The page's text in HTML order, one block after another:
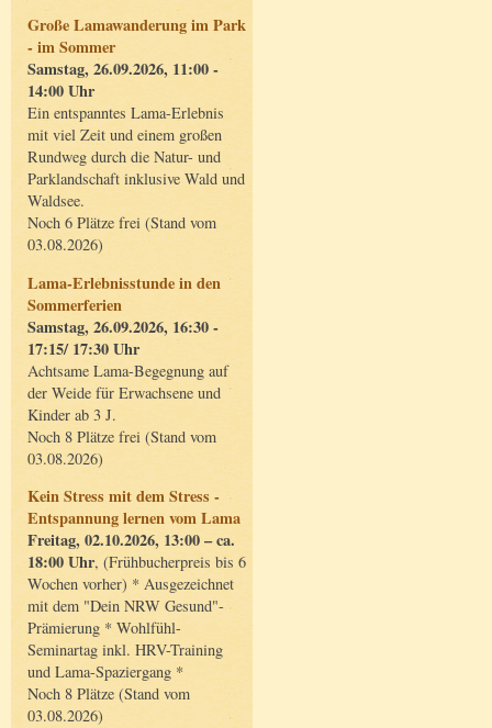
Große Lamawanderung im Park
- im Sommer
Samstag, 26.09.2026, 11:00 -
14:00 Uhr
Ein entspanntes Lama-Erlebnis
mit viel Zeit und einem großen
Rundweg durch die Natur- und
Parklandschaft inklusive Wald und
Waldsee.
Noch 6 Plätze frei (Stand vom
03.08.2026)
Lama-Erlebnisstunde in den
Sommerferien
Samstag, 26.09.2026, 16:30 -
17:15/ 17:30 Uhr
Achtsame Lama-Begegnung auf
der Weide für Erwachsene und
Kinder ab 3 J.
Noch 8 Plätze frei (Stand vom
03.08.2026)
Kein Stress mit dem Stress -
Entspannung lernen vom Lama
Freitag, 02.10.2026, 13:00 – ca.
18:00 Uhr, (Frühbucherpreis bis 6
Wochen vorher) * Ausgezeichnet
mit dem "Dein NRW Gesund"-
Prämierung * Wohlfühl-
Seminartag inkl. HRV-Training
und Lama-Spaziergang *
Noch 8 Plätze (Stand vom
03.08.2026)